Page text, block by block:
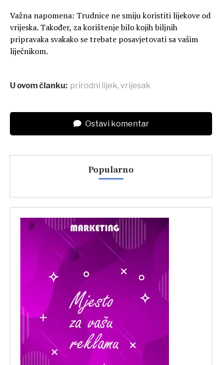
Važna napomena: Trudnice ne smiju koristiti lijekove od
vrijeska. Također, za korištenje bilo kojih biljnih
pripravaka svakako se trebate posavjetovati sa vašim
liječnikom.
U ovom članku: prirodni lijek, vrijesak
Ostavi komentar
Popularno